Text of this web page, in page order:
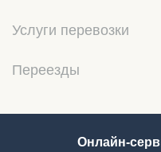
Услуги перевозки
Переезды
Онлайн-